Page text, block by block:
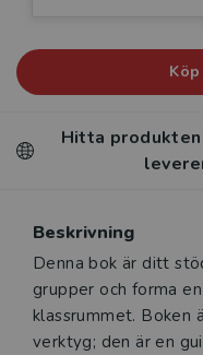
Hitta
Beskrivning
Beskrivning
Denna bok är ditt
grupper och forma
klassrummet. Boken
verktyg; den är en